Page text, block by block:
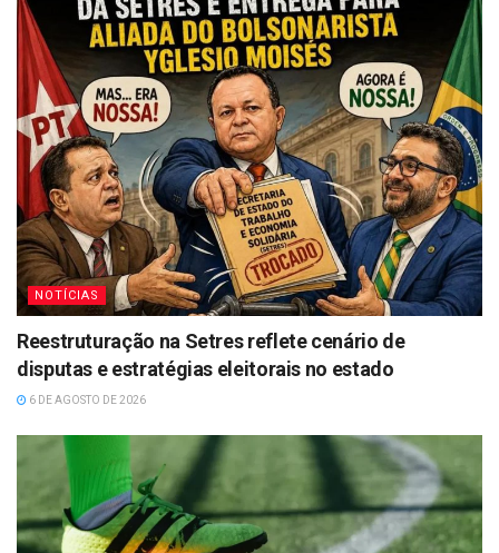
NOTÍCIAS
Reestruturação na Setres reflete cenário de
disputas e estratégias eleitorais no estado
6 DE AGOSTO DE 2026